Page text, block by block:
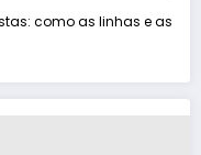
como as linhas e as